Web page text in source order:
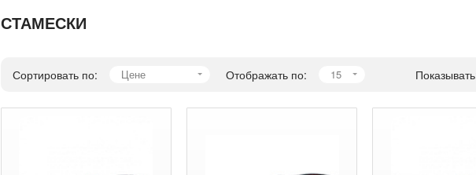
СТАМЕСКИ
Сортировать по: Цене Отображать по: 15